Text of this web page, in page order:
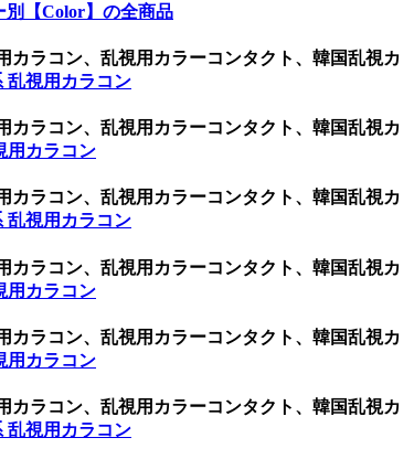
別【Color】の全商品
カラコン、乱視用カラーコンタクト、韓国乱視カ
乱視用カラコン
カラコン、乱視用カラーコンタクト、韓国乱視カ
用カラコン
カラコン、乱視用カラーコンタクト、韓国乱視カ
乱視用カラコン
カラコン、乱視用カラーコンタクト、韓国乱視カ
用カラコン
カラコン、乱視用カラーコンタクト、韓国乱視カ
用カラコン
カラコン、乱視用カラーコンタクト、韓国乱視カ
乱視用カラコン